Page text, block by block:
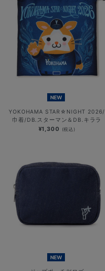
NEW
YOKOHAMA STAR☆NIGHT 2026/
巾着/DB.スターマン＆DB.キララ
¥1,300 (税込)
NEW